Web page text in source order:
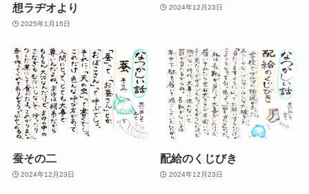
想ラヂオより
2025年1月15日
2024年12月23日
蚕その二
2024年12月23日
配給のくじびき
2024年12月23日